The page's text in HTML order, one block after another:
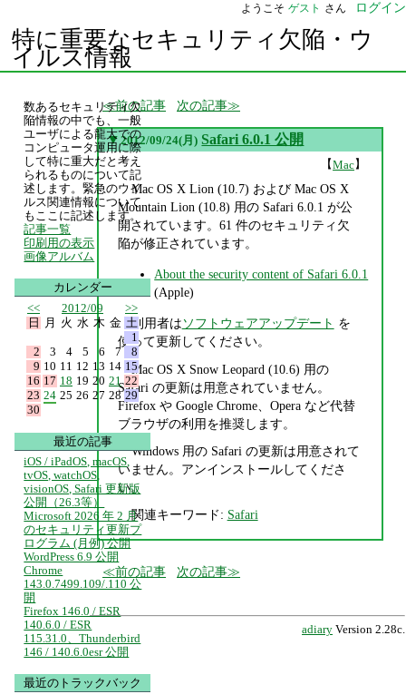
ようこそ ゲスト さん ログイン
特に重要なセキュリティ欠陥・ウ
イルス情報
前の記事 次の記事
▼ 2012/09/24(月) Safari 6.0.1 公開
【Mac】
Mac OS X Lion (10.7) および Mac OS X
Mountain Lion (10.8) 用の Safari 6.0.1 が公
開されています。61 件のセキュリティ欠
陥が修正されています。
About the security content of Safari 6.0.1
(Apple)
利用者はソフトウェアアップデート を
使って更新してください。
Mac OS X Snow Leopard (10.6) 用の
Safari の更新は用意されていません。
Firefox や Google Chrome、Opera など代替
ブラウザの利用を推奨します。
Windows 用の Safari の更新は用意されて
いません。アンインストールしてくださ
い。
関連キーワード: Safari
前の記事 次の記事
adiary Version 2.28c.
数あるセキュリティ欠
陥情報の中でも、一般
ユーザによる龍大での
コンピュータ運用に際
して特に重大だと考え
られるものについて記
述します。緊急のウイ
ルス関連情報について
もここに記述します。
記事一覧
印刷用の表示
画像アルバム
カレンダー
<<
2012/09
>>
日
月 火 水 木 金 土
1
2
3 4 5 6 7
8
9 10 11 12 13 14 15
16 17 18 19 20 21 22
23 24 25 26 27 28 29
30
最近の記事
iOS / iPadOS, macOS,
tvOS, watchOS,
visionOS, Safari 更新版
公開（26.3等）
Microsoft 2026 年 2 月
のセキュリティ更新プ
ログラム (月例) 公開
WordPress 6.9 公開
Chrome
143.0.7499.109/.110 公
開
Firefox 146.0 / ESR
140.6.0 / ESR
115.31.0、Thunderbird
146 / 140.6.0esr 公開
最近のトラックバック